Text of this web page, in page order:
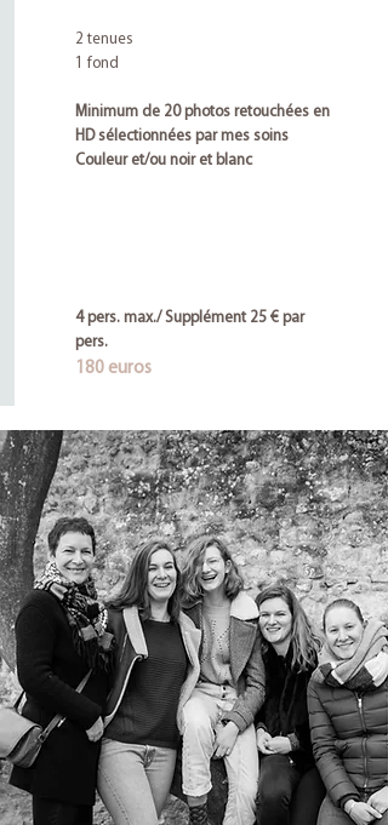
2 tenues
1 fond
Minimum de 20 photos retouchées en
HD sélectionnées par mes soins
Couleur et/ou noir et blanc
4 pers. max./ Supplément 25 € par
pers.
180 euros